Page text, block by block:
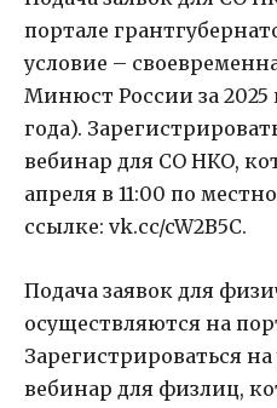
портале
условие –
Минюст России за 2025
года).
вебинар для СО НКО,
апреля в 11:00 по
ссылке: vk.cc/cW2B5C.
Подача заявок для
осуществляются на
Зарегистрироваться
вебинар для физлиц,